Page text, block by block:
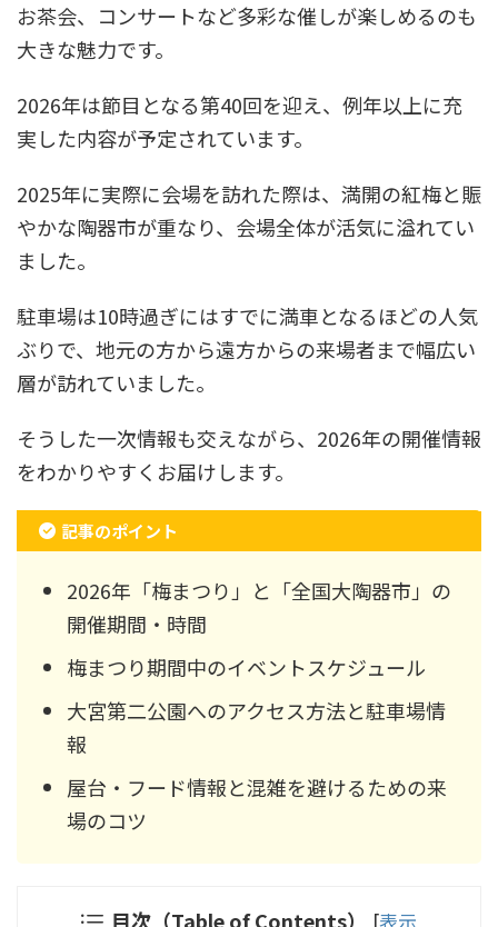
お茶会、コンサートなど多彩な催しが楽しめるのも
大きな魅力です。
2026年は節目となる第40回を迎え、例年以上に充
実した内容が予定されています。
2025年に実際に会場を訪れた際は、満開の紅梅と賑
やかな陶器市が重なり、会場全体が活気に溢れてい
ました。
駐車場は10時過ぎにはすでに満車となるほどの人気
ぶりで、地元の方から遠方からの来場者まで幅広い
層が訪れていました。
そうした一次情報も交えながら、2026年の開催情報
をわかりやすくお届けします。
記事のポイント
2026年「梅まつり」と「全国大陶器市」の
開催期間・時間
梅まつり期間中のイベントスケジュール
大宮第二公園へのアクセス方法と駐車場情
報
屋台・フード情報と混雑を避けるための来
場のコツ
目次（Table of Contents） [表示